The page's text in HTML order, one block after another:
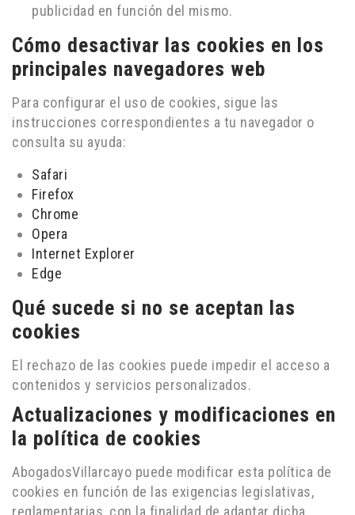
publicidad en función del mismo.
Cómo desactivar las cookies en los
principales navegadores web
Para configurar el uso de cookies, sigue las
instrucciones correspondientes a tu navegador o
consulta su ayuda:
Safari
Firefox
Chrome
Opera
Internet Explorer
Edge
Qué sucede si no se aceptan las
cookies
El rechazo de las cookies puede impedir el acceso a
contenidos y servicios personalizados.
Actualizaciones y modificaciones en
la política de cookies
AbogadosVillarcayo puede modificar esta política de
cookies en función de las exigencias legislativas,
reglamentarias, con la finalidad de adaptar dicha